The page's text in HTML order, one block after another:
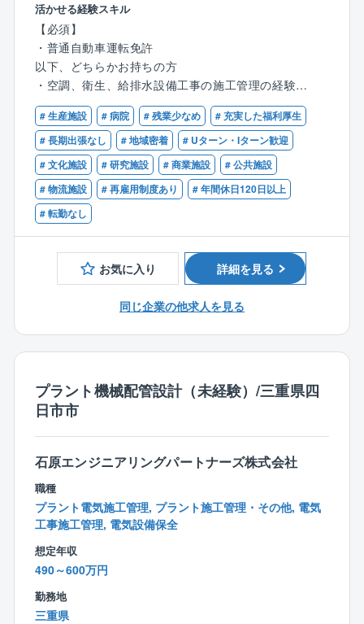
【具体的には】
上記施設・設備に対して下記業務をお任せします。
・新築工事に対する機械設備工事の施工管理
・既設建屋に対するメンテナンス工事の施工管理業務
・工程管理、安全管理、品質管理、予算管理全般
・CADを使った図面作成（施工図など）
・職人、作業員の手配など
※入社後は数ヶ月の研修があります。
※勤務時間について
現場によっては、8：00出勤の場合もあります
■鈴鹿グループは、電気設備工事を起点に機械設備工
事、空調設備工事業、不動産事業、開発設計、土木工
事業など様々な事業を自社グループで行っておりま
■従来のピラミッド型の組織ではなく、組織の成長に合
わせて柔軟に対応出来るクラスター型の組織を採用
え仕事を遂行していく『価値観型組織』と称していま
す。
《仕事で活躍したい人》《家庭を大事にしたい人》
《趣味を大切にしたい人》など、誰でも様々な価値観
があり、どこに重きを置くかによって、その人の幸せ
度数も変わると考えております。
■社是の一つに三方ヨシを掲げており、常に『従業員ヨ
シ！お客様ヨシ！取引先ヨシ！』の考えの下、社員ひ
とり一人の価値観を尊重し、同社に関わる全ての方の
幸せ度数の向上を目指しています。
活かせる経験スキル
【必須】
・普通自動車運転免許
以下、どちらかお持ちの方
・空調、衛生、給排水設備工事の施工管理の経験
・2級管工事施工管理技士
【歓迎】
・給水装置主任技術者
・1級管工事施工管理技士
# 生産施設 # 病院 # 残業少なめ
# 充実した福利厚生
# 長期出張なし
# 地域密着
# Uターン・Iターン歓迎
# 文化施設
# 研究施設 # 商業施設
# 公共施設
# 物流施設
# 再雇用制度あり
# 年間休日120日以上
# 転勤なし
お気に入り 詳細を見る
同じ企業の他求人を見る
プラント機械配管設計（未経験）/三重県四
日市市
石原エンジニアリングパートナーズ株式会社
職種
プラント電気施工管理, プラント施工管理・その他, 電気
工事施工管理, 電気設備保全
想定年収
490～600万円
勤務地
三重県